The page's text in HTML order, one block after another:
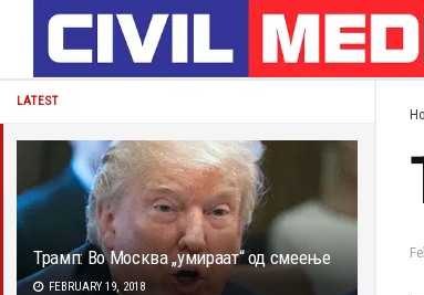
LATEST
Трамп: Во Москва „умираат“ од смеење
FEBRUARY 19, 2018